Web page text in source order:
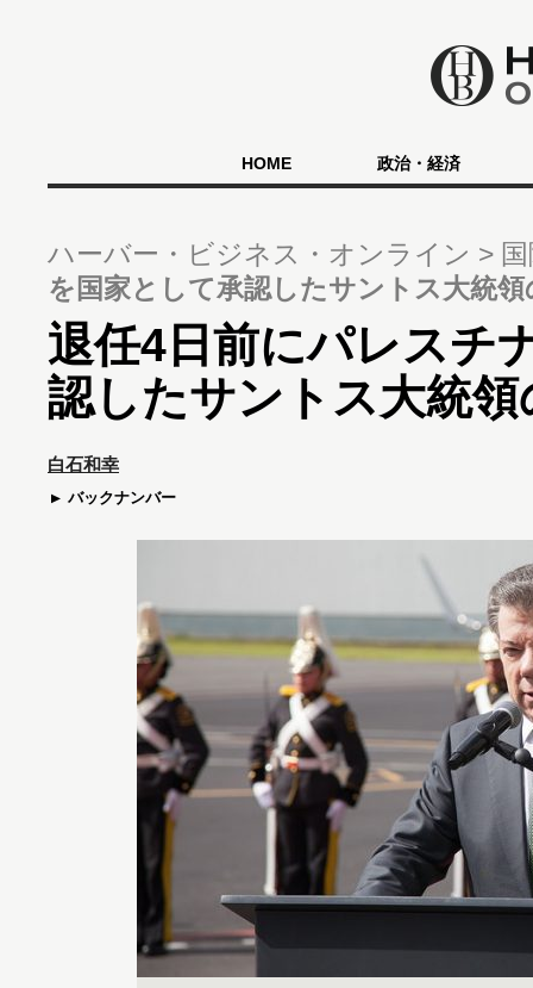
HOME 政治・経済
ハーバー・ビジネス・オンライン
を国家として承認したサントス大統領
退任4日前にパレスチ
認したサントス大統領
白石和幸
バックナンバー